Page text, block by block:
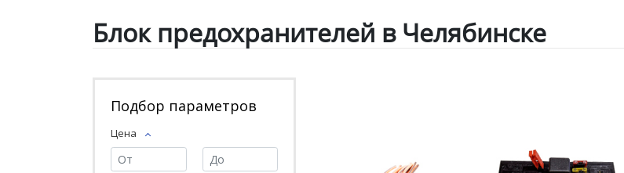
Блок предохранителей в Челябинске
Подбор параметров
Цена